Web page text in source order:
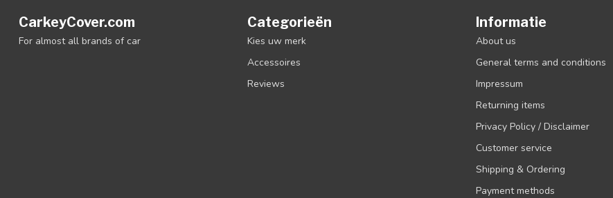
CarkeyCover.com
For almost all brands of car
Categorieën
Kies uw merk
Accessoires
Reviews
Informatie
About us
General terms and conditions
Impressum
Returning items
Privacy Policy / Disclaimer
Customer service
Shipping & Ordering
Payment methods